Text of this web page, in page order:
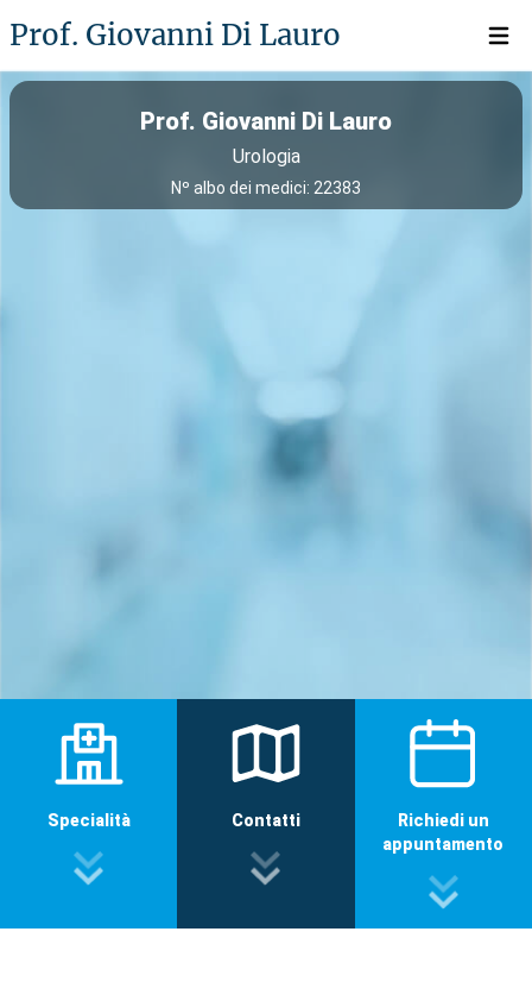
Prof. Giovanni Di Lauro Open
Prof. Giovanni Di Lauro
Urologia
Nº albo dei medici: 22383
Specialità Contatti
Richiedi un
appuntamento